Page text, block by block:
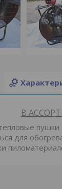
В
для